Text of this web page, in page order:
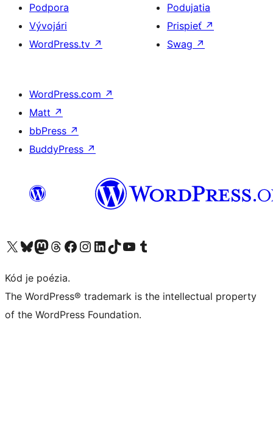
Podpora
Vývojári
WordPress.tv ↗
Podujatia
Prispieť ↗
Swag ↗
WordPress.com ↗
Matt ↗
bbPress ↗
BuddyPress ↗
Navštívte náš účet na X (predtým Twitter)
Navštívte náš účet na platforme Bluesky
Navštívte náš účet na Mastodone
Navštívte náš účet na platforme Threads
Navštívte našu stránku na Facebooku
Navštívte náš účet Instagram
Navštívte náš účet LinkedIn
Navštívte náš účet na platforme TikTok
Navštívte náš kanál YouTube
Navštívte náš účet na platforme Tumblr
Kód je poézia.
The WordPress® trademark is the intellectual property
of the WordPress Foundation.